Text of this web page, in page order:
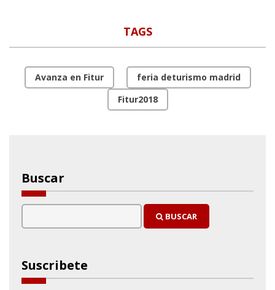
TAGS
Avanza en Fitur
feria deturismo madrid
Fitur2018
Buscar
BUSCAR
Suscribete